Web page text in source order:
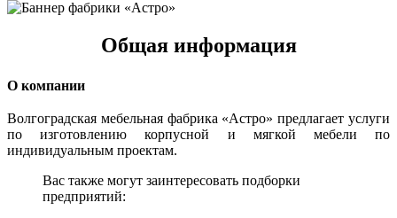
Общая информация
О компании
Волгоградская мебельная фабрика «Астро» предлагает услуги
по изготовлению корпусной и мягкой мебели по
индивидуальным проектам.
Вас также могут заинтересовать подборки
предприятий: